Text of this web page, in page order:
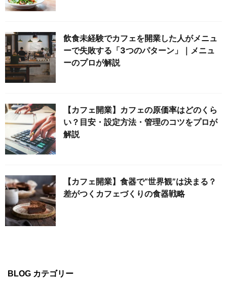
飲食未経験でカフェを開業した人がメニュ
ーで失敗する「3つのパターン」｜メニュ
ーのプロが解説
【カフェ開業】カフェの原価率はどのくら
い？目安・設定方法・管理のコツをプロが
解説
【カフェ開業】食器で“世界観”は決まる？
差がつくカフェづくりの食器戦略
BLOG カテゴリー